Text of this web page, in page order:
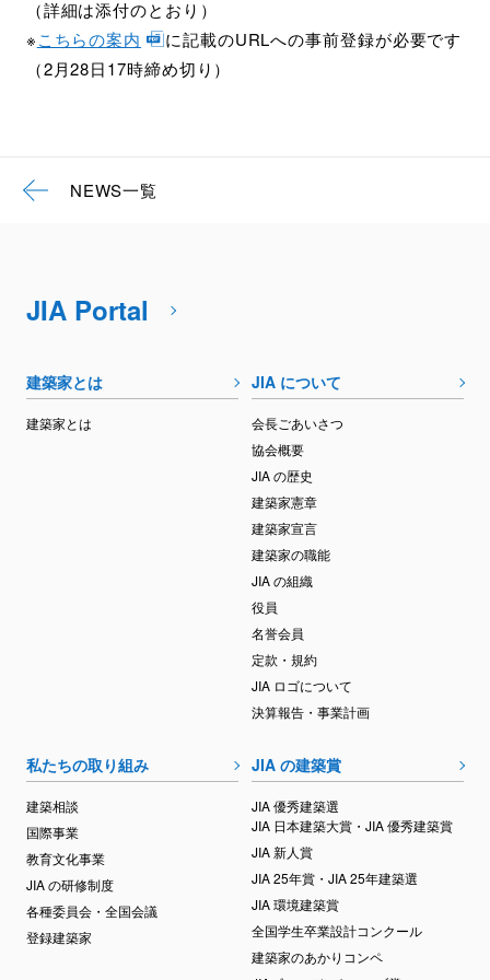
（詳細は添付のとおり）
※こちらの案内
に記載のURLへの事前登録が必要です
（2月28日17時締め切り）
NEWS一覧
JIA Portal
建築家とは
建築家とは
JIA について
会長ごあいさつ
協会概要
JIA の歴史
建築家憲章
建築家宣言
建築家の職能
JIA の組織
役員
名誉会員
定款・規約
JIA ロゴについて
決算報告・事業計画
私たちの取り組み
建築相談
国際事業
教育文化事業
JIA の研修制度
各種委員会・全国会議
登録建築家
JIA の建築賞
JIA 優秀建築選
JIA 日本建築大賞・JIA 優秀建築賞
JIA 新人賞
JIA 25年賞・JIA 25年建築選
JIA 環境建築賞
全国学生卒業設計コンクール
建築家のあかりコンペ